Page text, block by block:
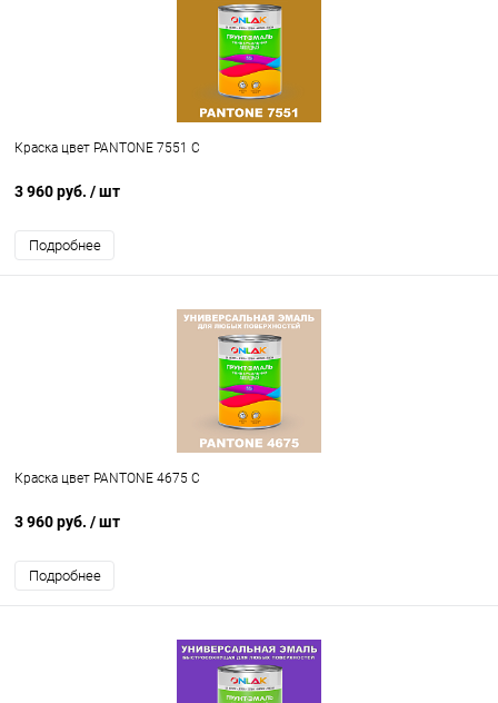
Краска цвет PANTONE 7551 C
3 960 руб. / шт
Подробнее
Краска цвет PANTONE 4675 C
3 960 руб. / шт
Подробнее